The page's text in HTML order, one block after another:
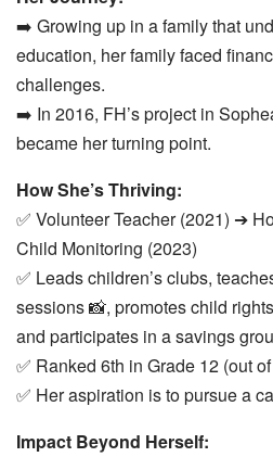
➡️ Growing up in a family that
education, her family faced
challenges.
➡️ In 2016, FH’s project in
became her turning point.
How She’s Thriving:
✅ Volunteer Teacher (2021) ➔
Child Monitoring (2023)
✅ Leads children’s clubs,
sessions 📸, promotes child
and participates in a savings
✅ Ranked 6th in Grade 12 (out
✅ Her aspiration is to pursue a
Impact Beyond Herself: